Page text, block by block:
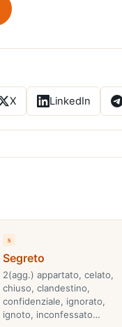
X LinkedIn
s
Segreto
2(agg.) appartato, celato,
chiuso, clandestino,
confidenziale, ignorato,
ignoto, inconfessato…